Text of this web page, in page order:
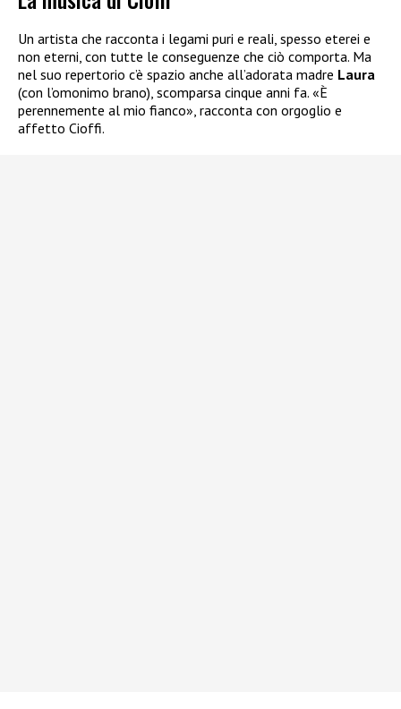
Un artista che racconta i legami puri e reali, spesso eterei e
non eterni, con tutte le conseguenze che ciò comporta. Ma
nel suo repertorio c’è spazio anche all’adorata madre Laura
(con l’omonimo brano), scomparsa cinque anni fa. «È
perennemente al mio fianco», racconta con orgoglio e
affetto Cioffi.